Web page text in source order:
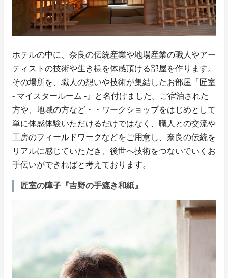
ホテルの中に、奈良の伝統産業や地場産業の職人やアー
ティストの技術や生き様を体感頂ける部屋を作ります。
その場所を、職人の想いや技術が集結したお部屋『匠室
- マイスタールーム -』と名付けました。ご宿泊された
方や、地域の方など・・ワークショップをはじめとして
単に体感体験いただけるだけではなく、職人との交流や
工房のフィールドワークなどをご用意し、奈良の伝統を
リアルに感じていただき、後世へ技術をつないでいくお
手伝いができればと考えております。
匠室の障子『吉野の手漉き和紙』